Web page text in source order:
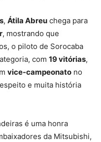
, Átila Abreu chega para
, mostrando que
o piloto de Sorocaba
com 19 vitórias,
vice-campeonato no
e muita história
é uma honra
da Mitsubishi,